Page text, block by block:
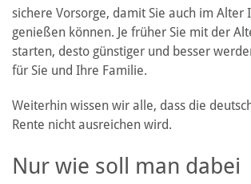
sichere Vorsorge, damit Sie auch im Alter
genießen können. Je früher Sie mit der
starten, desto günstiger und besser
für Sie und Ihre Familie.
Weiterhin wissen wir alle, dass die
Rente nicht ausreichen wird.
Nur wie soll man dabei